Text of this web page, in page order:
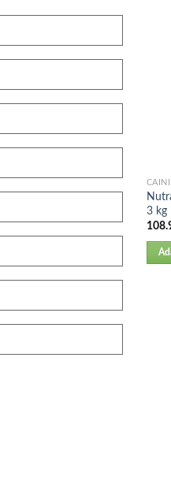
CAINI
3 kg